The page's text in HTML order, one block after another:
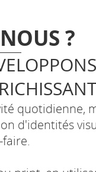
?
quotidienne,
d'identités